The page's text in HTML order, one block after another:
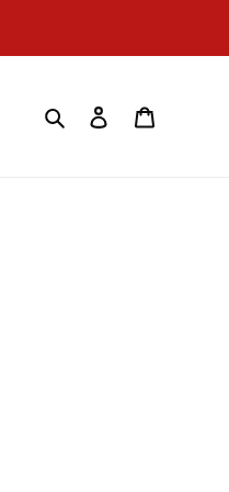
Cerca Accedi